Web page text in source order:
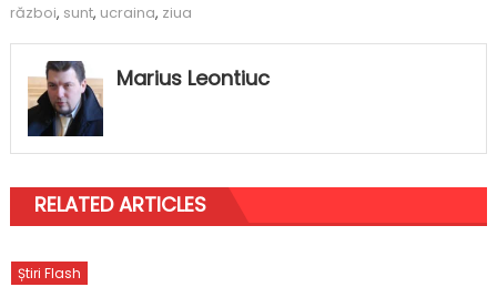
război, sunt, ucraina, ziua
Marius Leontiuc
RELATED ARTICLES
Știri Flash